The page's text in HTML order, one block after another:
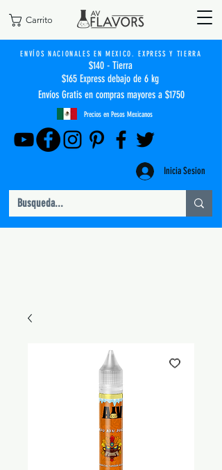
Carrito
ENVÍOS NACIONALES EN MEXICO. EXPRESS Y TIERRA
$140 - Tierra
$165 Express debajo de 6 kg
Envíos Gratis en compras mayores a $1750
Precios en Pesos Mexicanos
Inicia Sesion